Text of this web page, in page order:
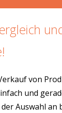
von
und
Auswahl an